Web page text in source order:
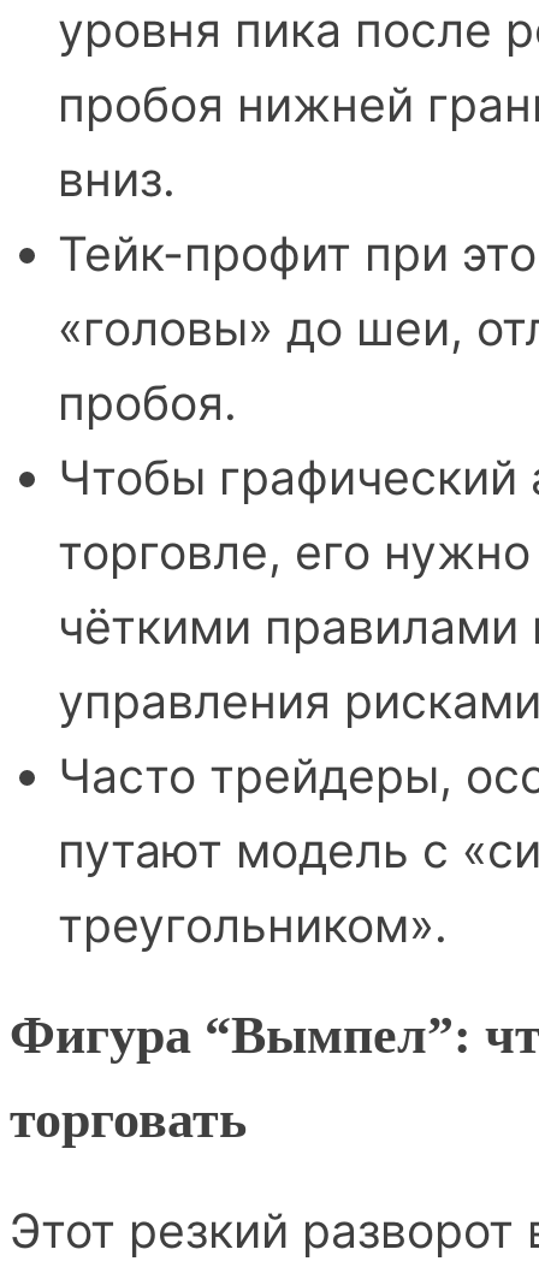
уровня пика после
пробоя нижней
вниз.
Тейк-профит при
«головы» до шеи,
пробоя.
Чтобы графический
торговле, его
чёткими правилами
управления
Часто трейдеры,
путают модель с
треугольником».
Фигура “Вымпел”:
торговать
Этот резкий